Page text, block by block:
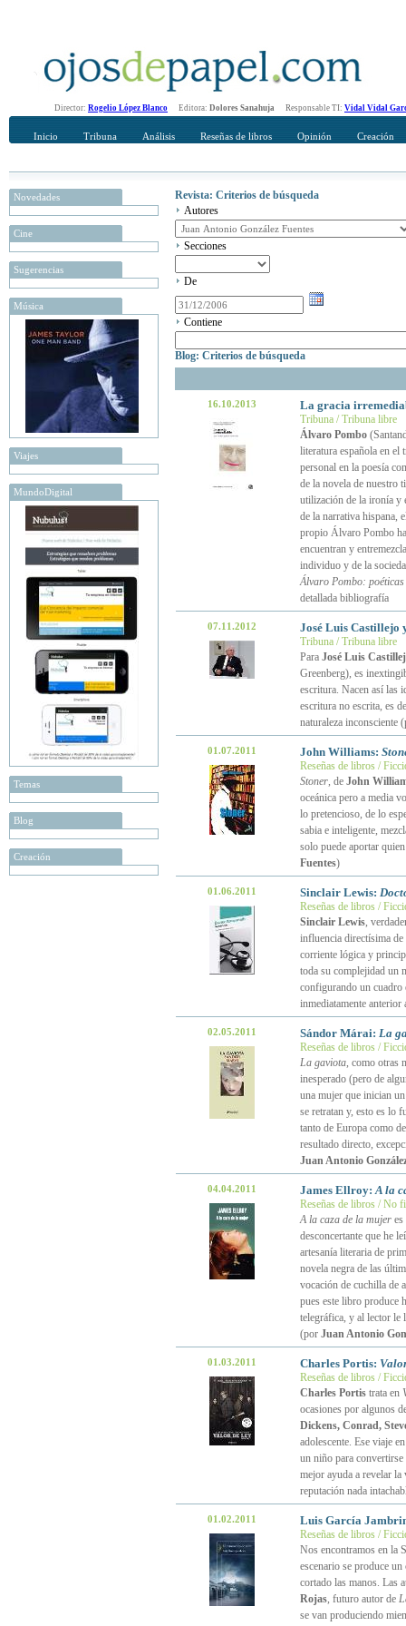
Director: Rogelio López Blanco Editora: Dolores Sanahuja Responsable TI: Vidal Vidal
Inicio Tribuna Análisis Reseñas de libros Opinión Creación
Novedades
Cine
Sugerencias
Música
Viajes
MundoDigital
Temas
Blog
Creación
Revista: Criterios de búsqueda
Autores
Secciones
De
Contiene
Blog: Criterios de búsqueda
16.10.2013 La gracia
Tribuna / Tribuna libre
Álvaro Pombo
literatura española en
personal en la poesía
de la novela de nuestro
utilización de la ironía y
de la narrativa hispana,
propio Álvaro Pombo
encuentran y
individuo y de la
Álvaro Pombo: poéticas
detallada bibliografía
07.11.2012 José Luis Castillejo
Tribuna / Tribuna libre
Para José Luis
Greenberg), es
escritura. Nacen así las
escritura no escrita, es
naturaleza inconsciente
01.07.2011 John Williams:
Reseñas de libros /
Stoner, de John
oceánica pero a media
lo pretencioso, de lo
sabia e inteligente,
solo puede aportar
Fuentes)
01.06.2011 Sinclair Lewis:
Reseñas de libros /
Sinclair Lewis,
influencia directísima
corriente lógica y
toda su complejidad un
configurando un cuadro
inmediatamente
02.05.2011 Sándor Márai: La
Reseñas de libros /
La gaviota, como otras
inesperado (pero de
una mujer que inician
se retratan y, esto es lo
tanto de Europa como
resultado directo,
Juan Antonio
04.04.2011 James Ellroy:A la
Reseñas de libros / No
A la caza de la mujeres
desconcertante que he
artesanía literaria de
novela negra de las
vocación de cuchilla de
pues este libro produce
telegráfica, y al lector le
(por Juan Antonio
01.03.2011 Charles Portis:
Reseñas de libros /
Charles Portistrata en
ocasiones por algunos
Dickens, Conrad,
adolescente. Ese viaje
un niño para
mejor ayuda a revelar la
reputación nada
01.02.2011 Luis García
Reseñas de libros /
Nos encontramos en la
escenario se produce
cortado las manos. Las
Rojas, futuro autor de
se van produciendo